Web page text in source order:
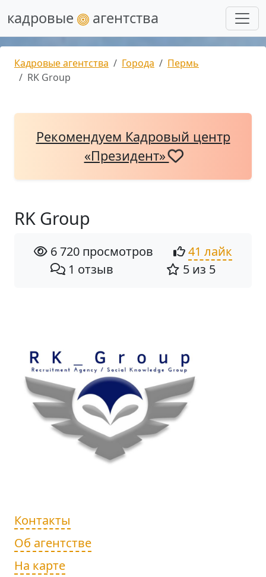
кадровые агентства
Кадровые агентства Города
Пермь
RK Group
Рекомендуем Кадровый центр
«Президент»
RK Group
6 720 просмотров
41 лайк
1 отзыв
5 из 5
Контакты
Об агентстве
На карте